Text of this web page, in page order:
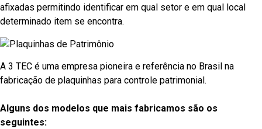
afixadas permitindo identificar em qual setor e em qual local
determinado item se encontra.
A 3 TEC é uma empresa pioneira e referência no Brasil na
fabricação de plaquinhas para controle patrimonial.
Alguns dos modelos que mais fabricamos são os
seguintes: